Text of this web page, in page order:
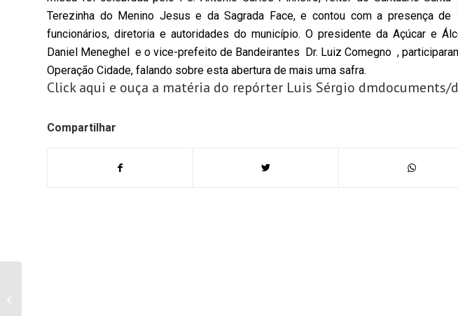
Terezinha do Menino Jesus e da Sagrada Face, e contou com a presença de
funcionários, diretoria e autoridades do município. O presidente da Açúcar e
Daniel Meneghel e o vice-prefeito de Bandeirantes Dr. Luiz Comegno ,
Operação Cidade, falando sobre esta abertura de mais uma safra.
Click aqui e ouça a matéria do repórter Luis Sérgio dmdocuments/
Compartilhar